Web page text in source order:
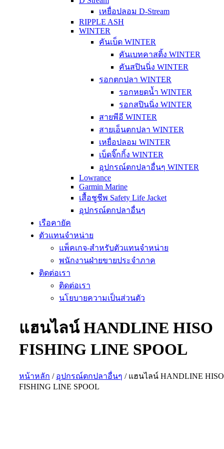
เหยื่อปลอม D-Stream
RIPPLE ASH
WINTER
คันเบ็ด WINTER
คันเบทคาสติ้ง WINTER
คันสปินนิ่ง WINTER
รอกตกปลา WINTER
รอกหยดน้ำ WINTER
รอกสปินนิ่ง WINTER
สายพีอี WINTER
สายเอ็นตกปลา WINTER
เหยื่อปลอม WINTER
เบ็ดจิ๊กกิ้ง WINTER
อุปกรณ์ตกปลาอื่นๆ WINTER
Lowrance
Garmin Marine
เสื้อชูชีพ Safety Life Jacket
อุปกรณ์ตกปลาอื่นๆ
เรือคายัค
ตัวแทนจำหน่าย
แพ็คเกจ-สำหรับตัวแทนจำหน่าย
พนักงานฝ่ายขายประจำภาค
ติดต่อเรา
ติดต่อเรา
นโยบายความเป็นส่วนตัว
แฮนไลน์ HANDLINE HISO
FISHING LINE SPOOL
หน้าหลัก / อุปกรณ์ตกปลาอื่นๆ / แฮนไลน์ HANDLINE HISO
FISHING LINE SPOOL